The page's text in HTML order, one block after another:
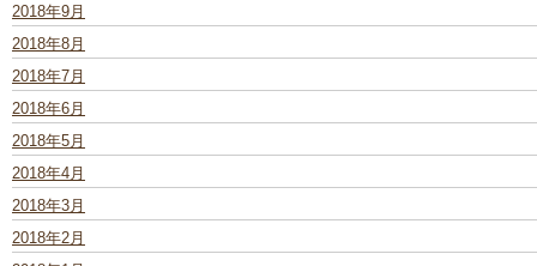
2018年9月
2018年8月
2018年7月
2018年6月
2018年5月
2018年4月
2018年3月
2018年2月